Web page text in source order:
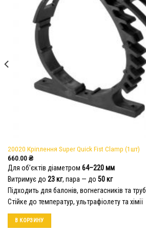
20020 Кріплення Super Quick Fist Clamp (1шт)
660.00₴
Для об’єктів діаметром 64–220 мм
Витримує до 23 кг, пара — до 50 кг
Підходить для балонів, вогнегасників та труб
Стійке до температур, ультрафіолету та хімії
В КОРЗИНУ